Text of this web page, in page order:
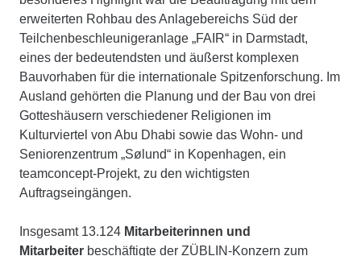
erweiterten Rohbau des Anlagebereichs Süd der
Teilchenbeschleunigeranlage „FAIR“ in Darmstadt,
eines der bedeutendsten und äußerst komplexen
Bauvorhaben für die internationale Spitzenforschung. Im
Ausland gehörten die Planung und der Bau von drei
Gotteshäusern verschiedener Religionen im
Kulturviertel von Abu Dhabi sowie das Wohn- und
Seniorenzentrum „Sølund“ in Kopenhagen, ein
teamconcept-Projekt, zu den wichtigsten
Auftragseingängen.
Insgesamt 13.124 Mitarbeiterinnen und
Mitarbeiter beschäftigte der ZÜBLIN-Konzern zum